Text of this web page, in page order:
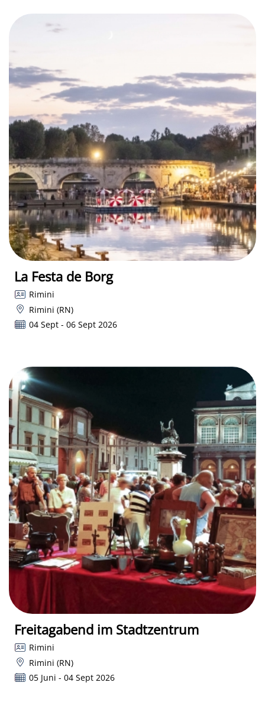
La Festa de Borg
Rimini
Rimini (RN)
04 Sept - 06 Sept 2026
Freitagabend im Stadtzentrum
Rimini
Rimini (RN)
05 Juni - 04 Sept 2026